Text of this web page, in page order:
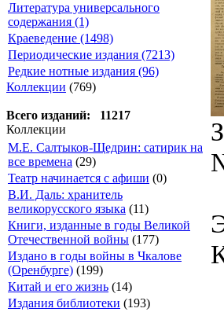
Литература универсального
содержания (1)
Краеведение (1498)
Периодические издания (7213)
Редкие нотные издания (96)
Коллекции (769)
Всего изданий: 11217
Коллекции
М.Е. Салтыков-Щедрин: сатирик на
все времена (29)
Театр начинается с афиши (0)
В.И. Даль: хранитель
великорусского языка (11)
Книги, изданные в годы Великой
Отечественной войны (177)
Издано в годы войны в Чкалове
(Оренбурге) (199)
Китай и его жизнь (14)
Издания библиотеки (193)